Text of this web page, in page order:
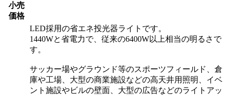
小売
価格
LED採用の省エネ投光器ライトです。
1440Wと省電力で、従来の6400W以上相当の明るさで
す。
サッカー場やグラウンド等のスポーツフィールド、倉
庫や工場、大型の商業施設などの高天井用照明、イベ
ント施設やビルの壁面、大型の広告などのライトアッ